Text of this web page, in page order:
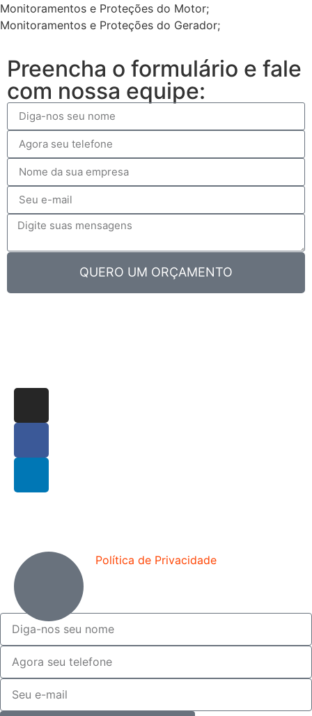
Monitoramentos e Proteções do Motor;
Monitoramentos e Proteções do Gerador;
Preencha o formulário e fale
com nossa equipe:
QUERO UM ORÇAMENTO
Política de Privacidade